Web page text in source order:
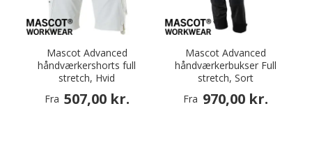
Mascot Advanced
håndværkershorts full
stretch, Hvid
Fra 507,00 kr.
Mascot Advanced
håndværkerbukser Full
stretch, Sort
Fra 970,00 kr.